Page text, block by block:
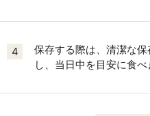
4
保存する際は、清潔な
し、当日中を目安に食べ